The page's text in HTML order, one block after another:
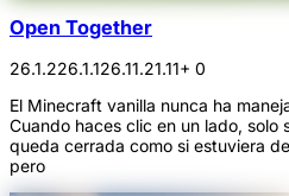
Open Together
26.1.226.1.126.11.21.11+ 0
El Minecraft vanilla nunca ha
Cuando haces clic en un lado, solo
queda cerrada como si estuviera
pero